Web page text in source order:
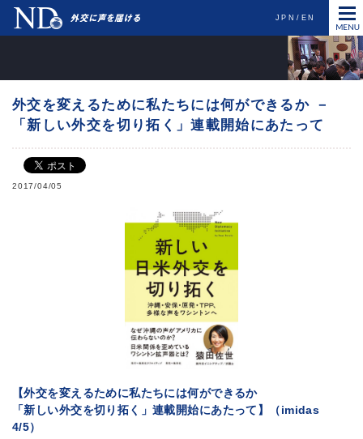
JPN EN
外交を変えるために私たちには何ができるか －
「新しい外交を切り拓く」連載開始にあたって
2017/04/05
【外交を変えるために私たちには何ができるか
「新しい外交を切り拓く」連載開始にあたって】（imidas
4/5）